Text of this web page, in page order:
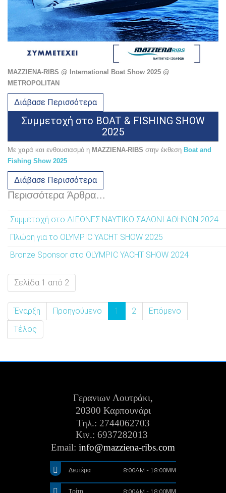
MAZZIENA-RIBS @ International Boat Show 2025 @
METROPOLITAN
Διάβασε Περισσότερα
Συμμετοχή στο BOAT & FISHING SHOW
2025
Με χαρά και ενθουσιασμό η MAZZIENA-RIBS στην έκθεση Boat and
Fishing Show 2025
Διάβασε Περισσότερα
Περισσότερα Άρθρα...
Συμμετοχή στο ΔΙΕΘΝΕΣ ΝΑΥΤΙΚΟ ΣΑΛΟΝΙ ΑΘΗΝΩΝ 2024
Πλώρη για το OLYMPIC YACHT SHOW 2025
Bronze Sponsor στο OLYMPIC YACHT SHOW 2024
Σελίδα 1 από 2
Έναρξη Προηγούμενο 1 2
Επόμενο
Τέλος
Γερανιων Λουτράκι,
20300 Καρπουνάρι
Τηλ.: 2744062703
Κιν.: 6937282013
Email: info@mazziena-ribs.com
Δευτέρα 8:00AM - 18:00ΜΜ
Τρίτη 8:00AM - 18:00ΜΜ